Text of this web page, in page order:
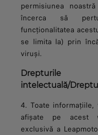
permisiunea
încerca să
funcționalitatea
se limita la) prin
viruși.
Drepturile
intelectuală/
4. Toate
afișate pe acest
exclusivă a